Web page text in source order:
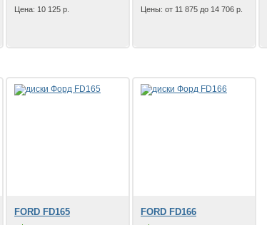
Цена: 10 125 р. Цены: от 11 875 до 14 706 р.
FORD FD165 FORD FD166